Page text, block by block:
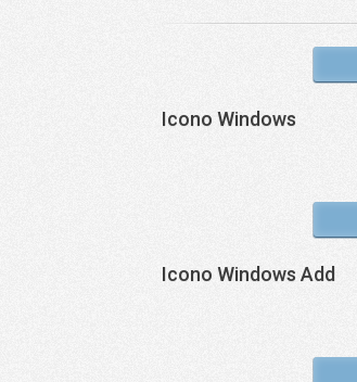
Icono Windows
Icono Windows Add